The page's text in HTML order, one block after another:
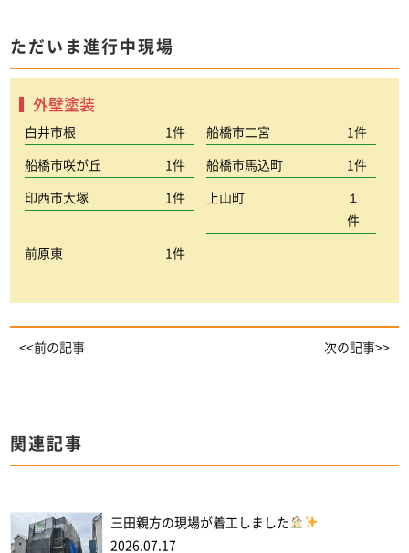
ただいま進行中現場
外壁塗装
白井市根 1件 船橋市二宮 1件
船橋市咲が丘 1件 船橋市馬込町 1件
印西市大塚 1件 上山町
１
件
前原東 1件
<<前の記事 次の記事>>
関連記事
三田親方の現場が着工しました
2026.07.17